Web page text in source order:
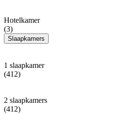
Hotelkamer
(3)
Slaapkamers
1 slaapkamer
(412)
2 slaapkamers
(412)